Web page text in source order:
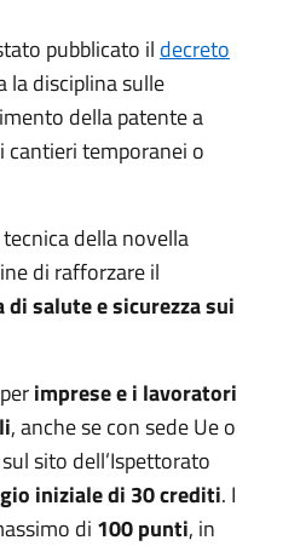
pubblicato il decreto
la disciplina sulle
della patente a
cantieri temporanei o
della novella
di rafforzare il
salute e sicurezza sui
perimprese e i lavoratori
, anche se con sede Ue o
sito dell’Ispettorato
iniziale di 30 crediti. I
di 100 punti, in